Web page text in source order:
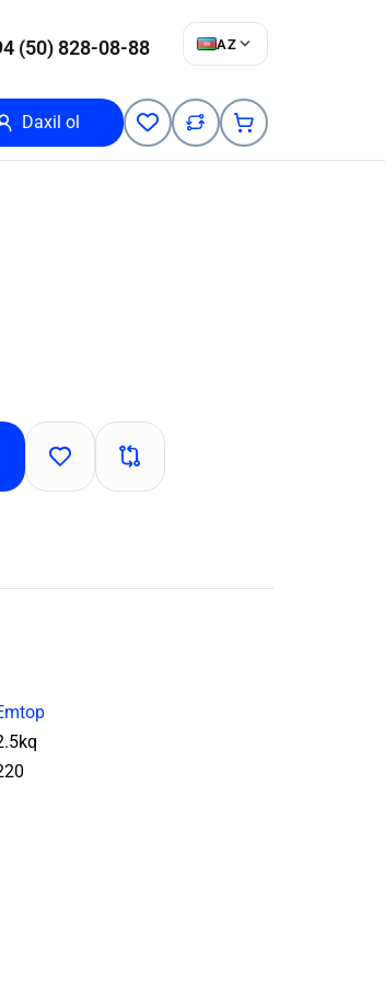
(50) 828-08-88 AZ
Daxil ol